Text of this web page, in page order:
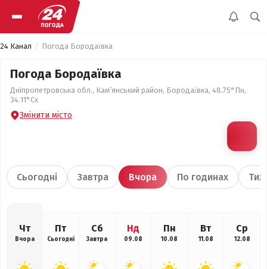
24 Канал Погода Бородаївка
Погода Бородаївка
Дніпропетровська обл., Кам’янський район, Бородаївка, 48.75°Пн,
34.11°Сх
Змінити місто
Сьогодні Завтра Вчора По годинах
Чт
Вчора
Пт
Сьогодні
Сб
Завтра
Нд
09.08
Пн
10.08
Вт
11.08
Ср
12.08